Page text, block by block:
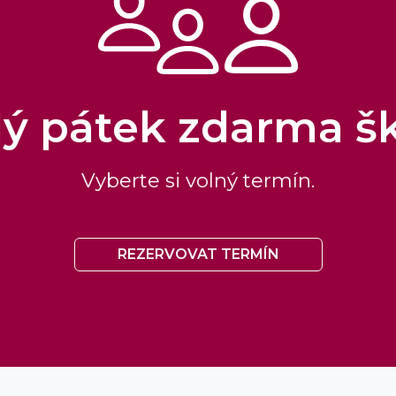
pátek zdarma
Vyberte si volný termín.
REZERVOVAT TERMÍN